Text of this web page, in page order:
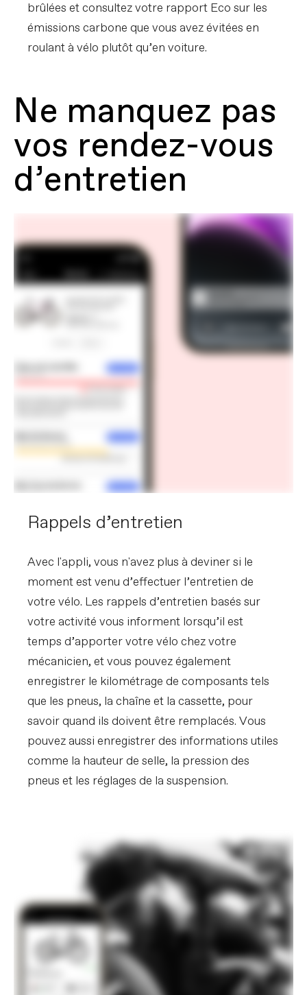
brûlées et consultez votre rapport Eco sur les
émissions carbone que vous avez évitées en
roulant à vélo plutôt qu’en voiture.
Ne manquez pas
vos rendez-vous
d’entretien
Rappels d’entretien
Avec l'appli, vous n'avez plus à deviner si le
moment est venu d’effectuer l’entretien de
votre vélo. Les rappels d’entretien basés sur
votre activité vous informent lorsqu’il est
temps d’apporter votre vélo chez votre
mécanicien, et vous pouvez également
enregistrer le kilométrage de composants tels
que les pneus, la chaîne et la cassette, pour
savoir quand ils doivent être remplacés. Vous
pouvez aussi enregistrer des informations utiles
comme la hauteur de selle, la pression des
pneus et les réglages de la suspension.